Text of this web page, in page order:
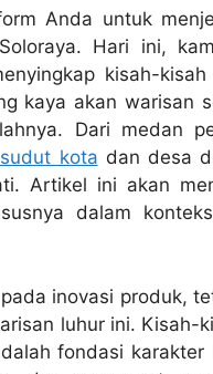
Anda untuk
Hari ini,
kisah-
kaya akan warisan
Dari medan
kota dan desa
Artikel ini akan
dalam
inovasi produk,
luhur ini. Kisah-
fondasi karakter